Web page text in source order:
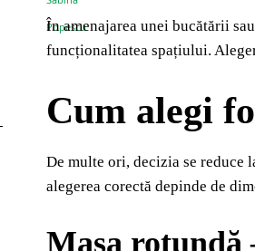
În amenajarea unei bucătării
funcționalitatea spațiului.
Cum alegi
De multe ori, decizia se reduce
alegerea corectă depinde de
Masa rotundă